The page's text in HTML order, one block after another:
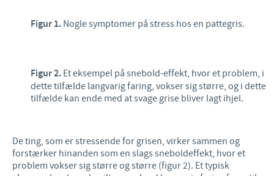
Figur 1. Nogle symptomer på stress hos en pattegris.
Figur 2. Et eksempel på snebold-effekt, hvor et problem, i
dette tilfælde langvarig faring, vokser sig større, og i dette
tilfælde kan ende med at svage grise bliver lagt ihjel.
De ting, som er stressende for grisen, virker sammen og
forstærker hinanden som en slags sneboldeffekt, hvor et
problem vokser sig større og større (figur 2). Et typisk